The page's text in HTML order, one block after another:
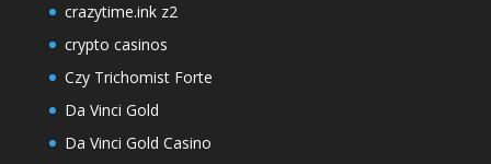
crazytime.ink z2
crypto casinos
Czy Trichomist Forte
Da Vinci Gold
Da Vinci Gold Casino